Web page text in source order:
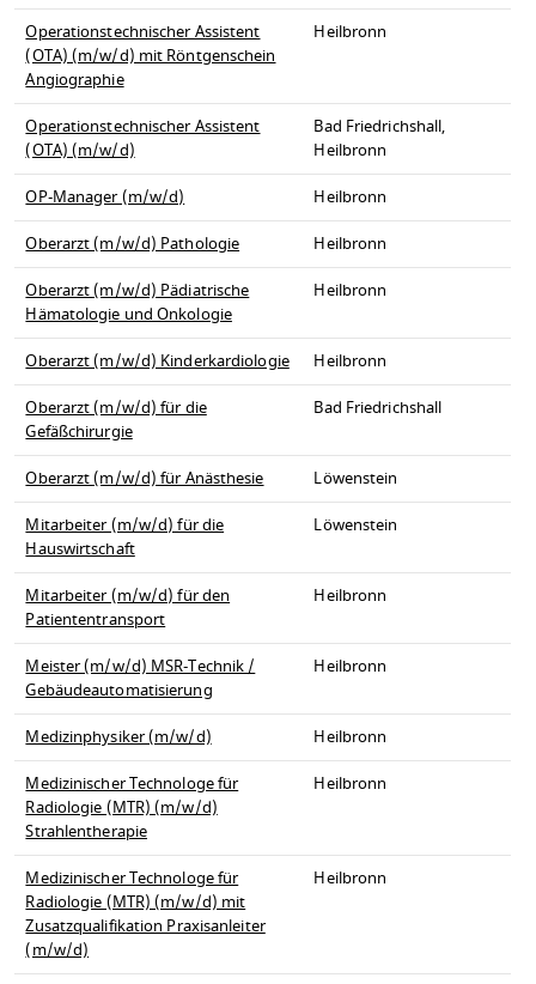
Operationstechnischer Assistent
(OTA) (m/w/d) mit Röntgenschein
Angiographie
Heilbronn
Operationstechnischer Assistent
(OTA) (m/w/d)
Bad Friedrichshall,
Heilbronn
OP-Manager (m/w/d)
Heilbronn
Oberarzt (m/w/d) Pathologie
Heilbronn
Oberarzt (m/w/d) Pädiatrische
Hämatologie und Onkologie
Heilbronn
Oberarzt (m/w/d) Kinderkardiologie
Heilbronn
Oberarzt (m/w/d) für die
Gefäßchirurgie
Bad Friedrichshall
Oberarzt (m/w/d) für Anästhesie
Löwenstein
Mitarbeiter (m/w/d) für die
Hauswirtschaft
Löwenstein
Mitarbeiter (m/w/d) für den
Patiententransport
Heilbronn
Meister (m/w/d) MSR-Technik /
Gebäudeautomatisierung
Heilbronn
Medizinphysiker (m/w/d)
Heilbronn
Medizinischer Technologe für
Radiologie (MTR) (m/w/d)
Strahlentherapie
Heilbronn
Medizinischer Technologe für
Radiologie (MTR) (m/w/d) mit
Zusatzqualifikation Praxisanleiter
(m/w/d)
Heilbronn